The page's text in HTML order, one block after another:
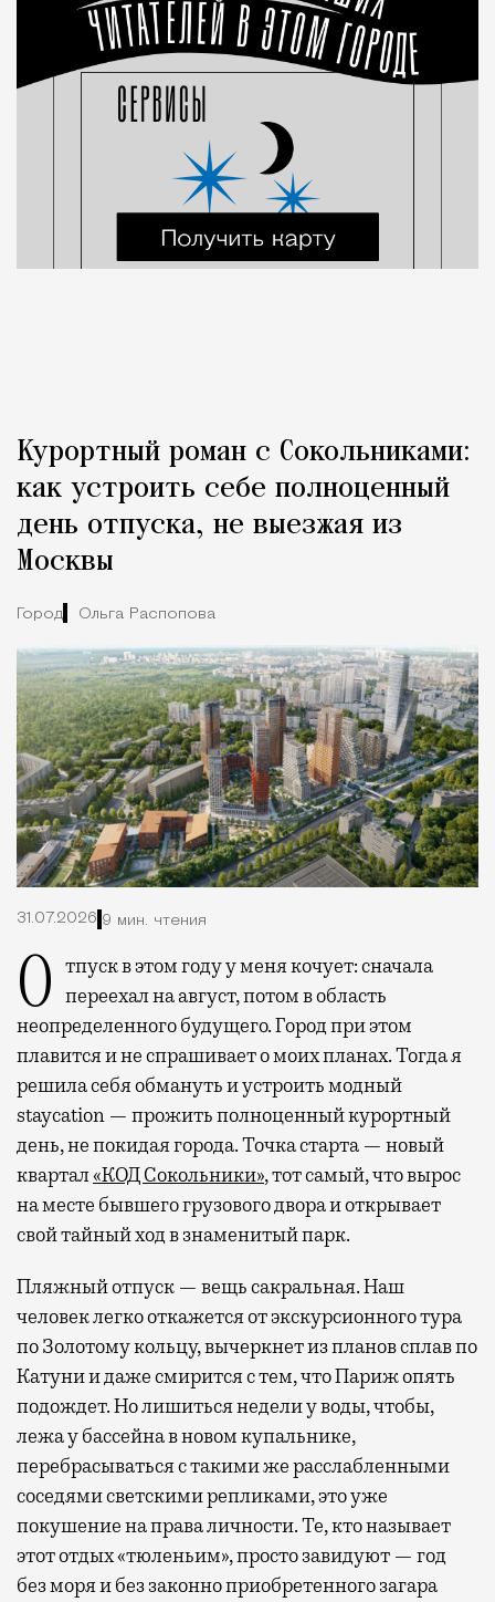
Курортный роман с Сокольниками:
как устроить себе полноценный
день отпуска, не выезжая из
Москвы
Город Ольга Распопова
31.07.2026 9 мин. чтения
Отпуск в этом году у меня кочует: сначала переехал на август, потом в область
неопределенного будущего. Город при этом
плавится и не спрашивает о моих планах. Тогда я
решила себя обмануть и устроить модный
staycation — прожить полноценный курортный
день, не покидая города. Точка старта — новый
квартал«КОД Сокольники», тот самый, что вырос
на месте бывшего грузового двора и открывает
свой тайный ход в знаменитый парк.
Пляжный отпуск — вещь сакральная. Наш
человек легко откажется от экскурсионного тура
по Золотому кольцу, вычеркнет из планов сплав по
Катуни и даже смирится с тем, что Париж опять
подождет. Но лишиться недели у воды, чтобы,
лежа у бассейна в новом купальнике,
перебрасываться с такими же расслабленными
соседями светскими репликами, это уже
покушение на права личности. Те, кто называет
этот отдых «тюленьим», просто завидуют — год
без моря и без законно приобретенного загара